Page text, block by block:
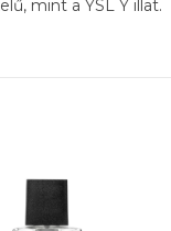
mint a YSL Y illat.